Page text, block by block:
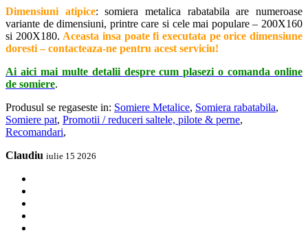
Dimensiuni atipice: somiera metalica rabatabila are numeroase
variante de dimensiuni, printre care si cele mai populare – 200X160
si 200X180. Aceasta insa poate fi executata pe orice dimensiune
doresti – contacteaza-ne pentru acest serviciu!
Ai aici mai multe detalii despre cum plasezi o comanda online
de somiere.
Produsul se regaseste in: Somiere Metalice, Somiera rabatabila,
Somiere pat, Promotii / reduceri saltele, pilote & perne,
Recomandari,
Claudiu iulie 15 2026